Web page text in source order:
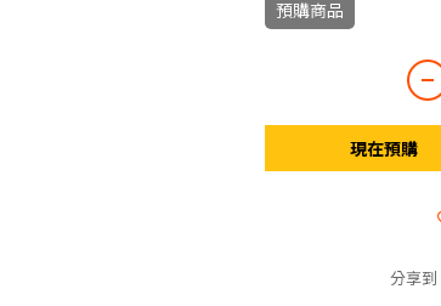
預購商品
現在預購
分享到